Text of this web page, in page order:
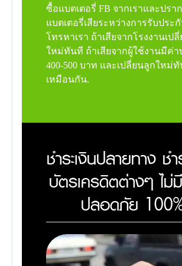
ซื้อแบตเตอรี่ FB จากเราและปรา
แบตเตอรี่เสียระหว่างการรับประกั
โทรหาเรา ถ้าเสียจากโรงงานเป
ใหม่ทันที ถ้าเสียจากผู้ใช้งานมีค่า
400-500 บาท และเปลี่ยนลูกใหม่
เหมือนกัน.
ชำระเงินปลายทาง ช
บัตรเครดิตต่างๆ ไม่
ปลอดภัย